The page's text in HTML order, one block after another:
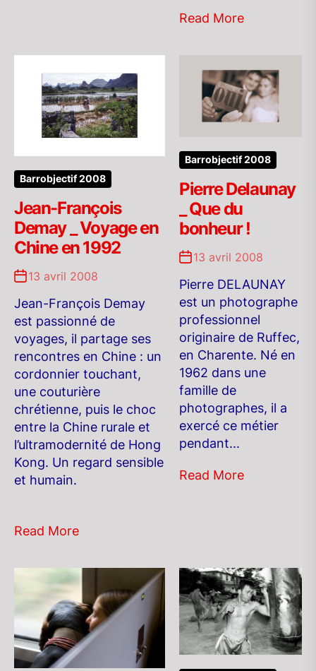
Read More
Barrobjectif 2008
Jean-François
Demay _ Voyage en
Chine en 1992
13 avril 2008
Jean-François Demay
est passionné de
voyages, il partage ses
rencontres en Chine : un
cordonnier touchant,
une couturière
chrétienne, puis le choc
entre la Chine rurale et
l’ultramodernité de Hong
Kong. Un regard sensible
et humain.
Read More
Barrobjectif 2008
Pierre Delaunay
_ Que du
bonheur !
13 avril 2008
Pierre DELAUNAY
est un photographe
professionnel
originaire de Ruffec,
en Charente. Né en
1962 dans une
famille de
photographes, il a
exercé ce métier
pendant...
Read More